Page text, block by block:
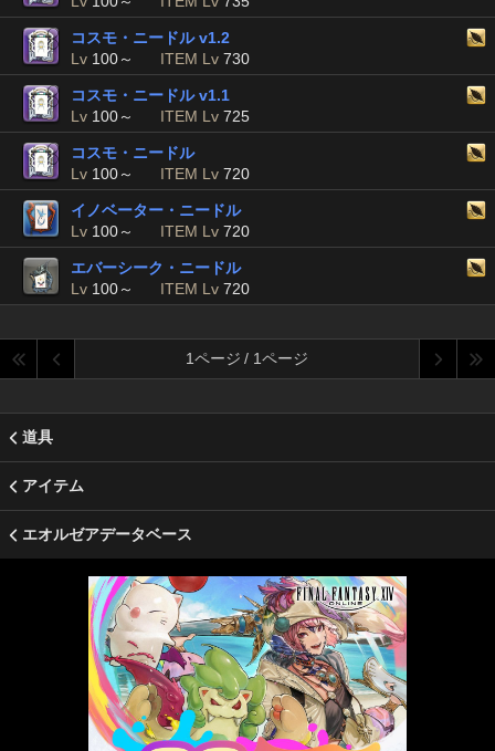
コスモ・ニードル v1.2
Lv 100～ ITEM Lv 730
コスモ・ニードル v1.1
Lv 100～ ITEM Lv 725
コスモ・ニードル
Lv 100～ ITEM Lv 720
イノベーター・ニードル
Lv 100～ ITEM Lv 720
エバーシーク・ニードル
Lv 100～ ITEM Lv 720
1ページ / 1ページ
道具
アイテム
エオルゼアデータベース